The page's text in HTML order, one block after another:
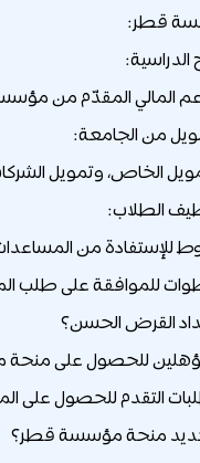
قطر:
للإستفادة من
للموافقة على طلب
القرض الحسن؟
للحصول على
التقدم للحصول على
منحة مؤسسة قطر؟